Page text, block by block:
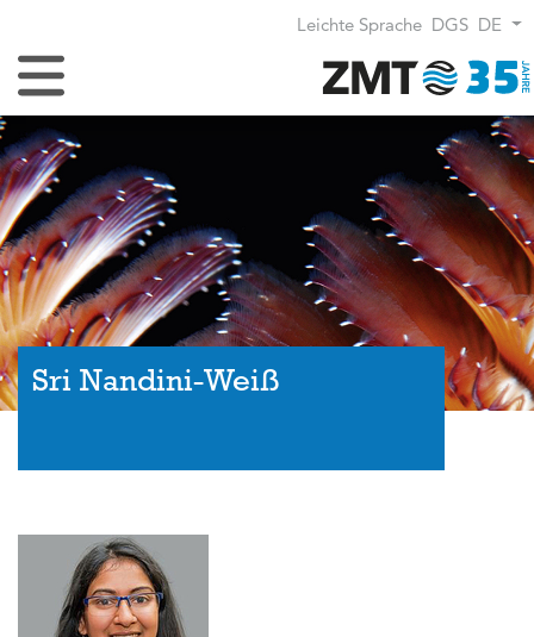
Leichte Sprache DGS DE
Navigation umschalten
Sri Nandini-Weiß